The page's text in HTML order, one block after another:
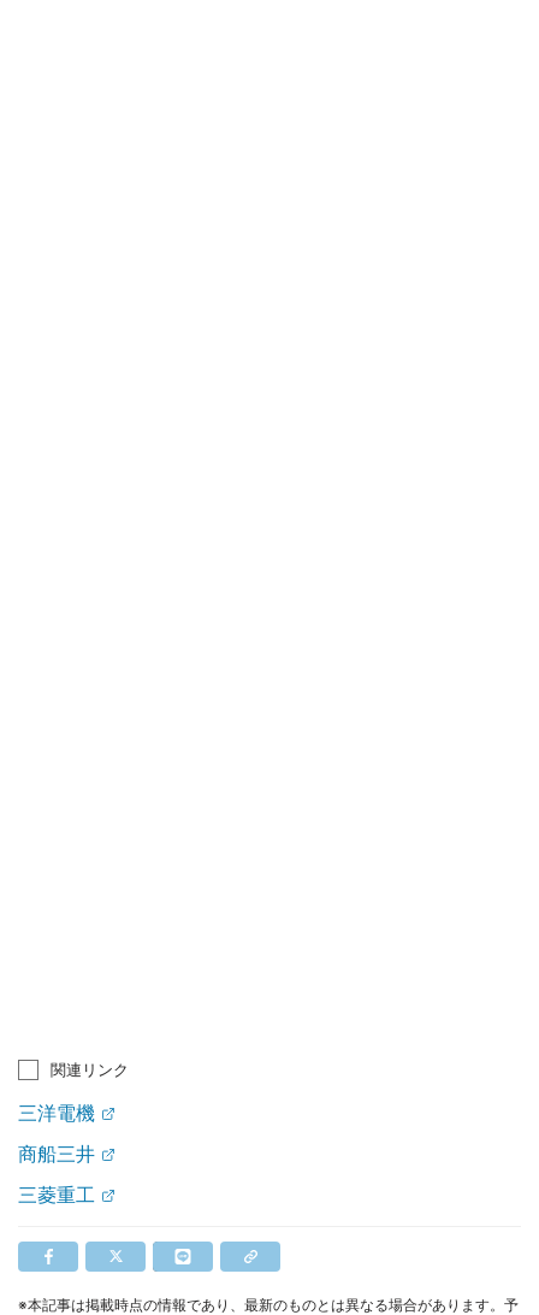
関連リンク
三洋電機
商船三井
三菱重工
※本記事は掲載時点の情報であり、最新のものとは異なる場合があります。予